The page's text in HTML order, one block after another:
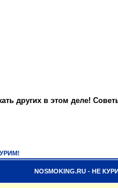
других в этом деле!
NOSMOKING.RU - НЕ